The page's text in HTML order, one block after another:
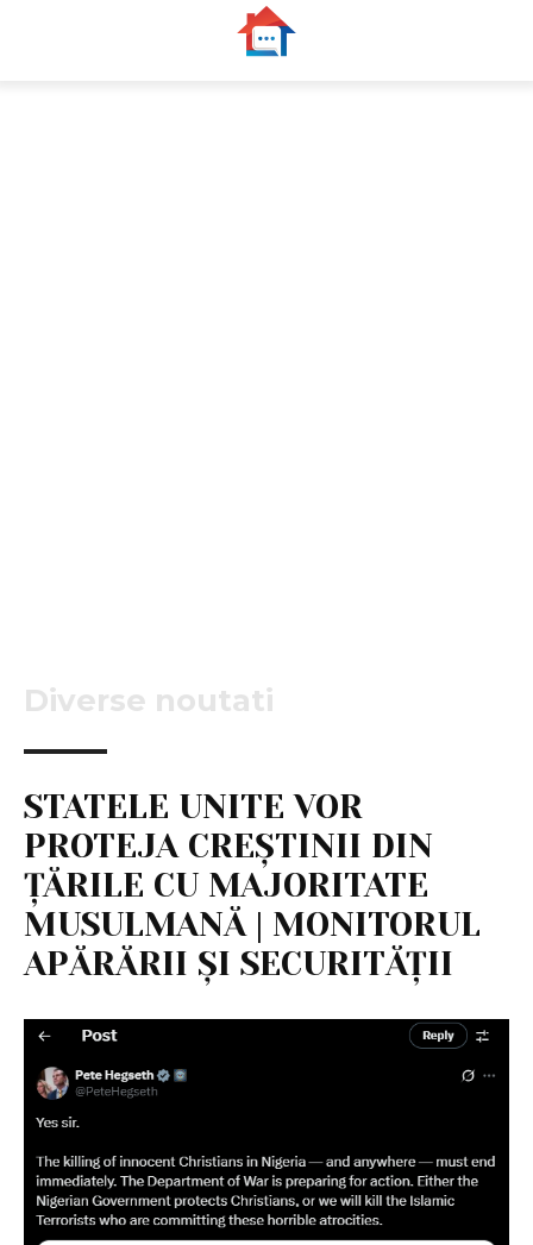
Diverse noutati
STATELE UNITE VOR
PROTEJA CREȘTINII DIN
ȚĂRILE CU MAJORITATE
MUSULMANĂ | MONITORUL
APĂRĂRII ȘI SECURITĂȚII